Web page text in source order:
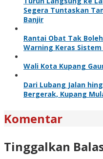
Segera Tuntaskan
Banjir
Rantai Obat Tak
Warning Keras
Wali Kota Kupang
Dari Lubang Jalan
Bergerak, Kupang
Komentar
Tinggalkan